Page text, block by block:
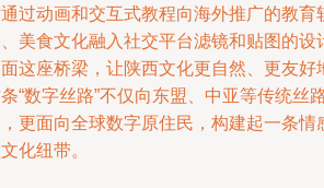
过动画和交互式教程向海外推广的教育
美食文化融入社交平台滤镜和贴图的设
这座桥梁，让陕西文化更自然、更友好
“数字丝路”不仅向东盟、中亚等传统丝
更面向全球数字原住民，构建起一条情
化纽带。